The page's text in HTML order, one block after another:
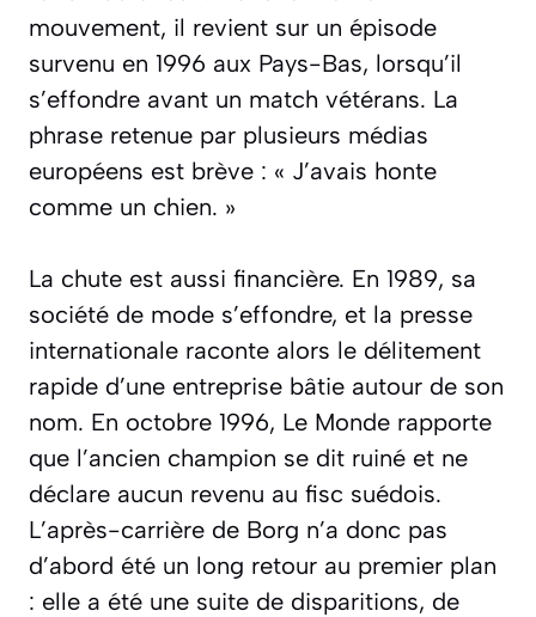
mouvement, il revient sur un épisode
survenu en 1996 aux Pays-Bas, lorsqu’il
s’effondre avant un match vétérans. La
phrase retenue par plusieurs médias
européens est brève : « J’avais honte
comme un chien. »
La chute est aussi financière. En 1989, sa
société de mode s’effondre, et la presse
internationale raconte alors le délitement
rapide d’une entreprise bâtie autour de son
nom. En octobre 1996, Le Monde rapporte
que l’ancien champion se dit ruiné et ne
déclare aucun revenu au fisc suédois.
L’après-carrière de Borg n’a donc pas
d’abord été un long retour au premier plan
: elle a été une suite de disparitions, de